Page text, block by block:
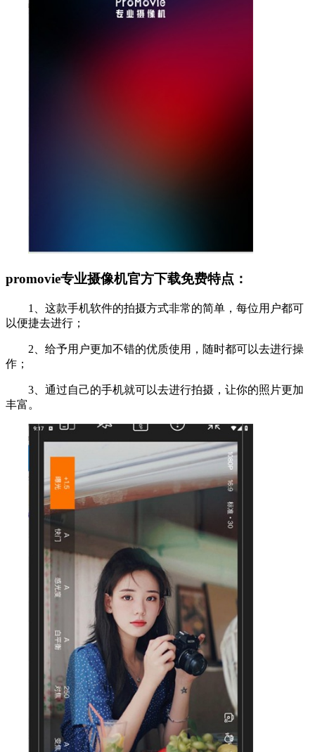
promovie专业摄像机官方下载免费特点：
1、这款手机软件的拍摄方式非常的简单，每位用户都可
以便捷去进行；
2、给予用户更加不错的优质使用，随时都可以去进行操
作；
3、通过自己的手机就可以去进行拍摄，让你的照片更加
丰富。